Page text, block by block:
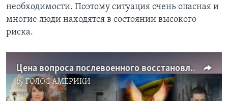
необходимости. Поэтому ситуация очень опасная и
многие люди находятся в состоянии высокого
риска.
Цена вопроса послевоенного восстановления Украины. Итоги с Юлией Савченко
byГОЛОС АМЕРИКИ